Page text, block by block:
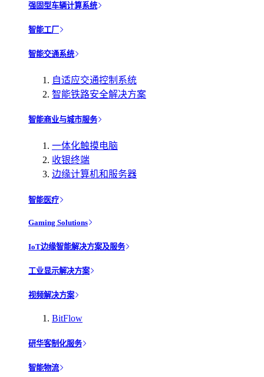
强固型车辆计算系统
智能工厂
智能交通系统
自适应交通控制系统
智能铁路安全解决方案
智能商业与城市服务
一体化触摸电脑
收银终端
边缘计算机和服务器
智能医疗
Gaming Solutions
IoT边缘智能解决方案及服务
工业显示解决方案
视频解决方案
BitFlow
研华客制化服务
智能物流